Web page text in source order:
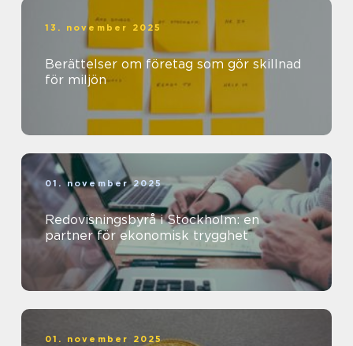
13. november 2025
Berättelser om företag som gör skillnad
för miljön
01. november 2025
Redovisningsbyrå i Stockholm: en
partner för ekonomisk trygghet
01. november 2025